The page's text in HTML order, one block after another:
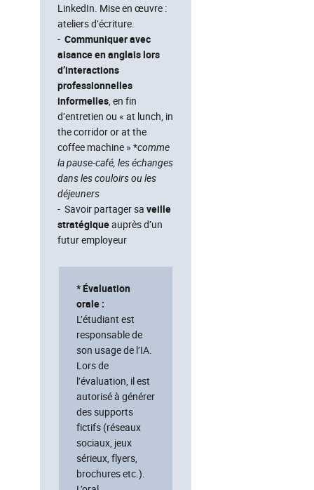
LinkedIn. Mise en œuvre :
ateliers d’écriture.
- Communiquer avec
aisance en anglais lors
d’interactions
professionnelles
informelles, en fin
d’entretien ou « at lunch, in
the corridor or at the
coffee machine » *comme
la pause-café, les échanges
dans les couloirs ou les
déjeuners
- Savoir partager sa veille
stratégiqueauprès d’un
futur employeur
* Évaluation
orale :
L’étudiant est
responsable de
son usage de l’IA.
Lors de
l’évaluation, il est
autorisé à générer
des supports
fictifs (réseaux
sociaux, jeux
sérieux, flyers,
brochures etc.).